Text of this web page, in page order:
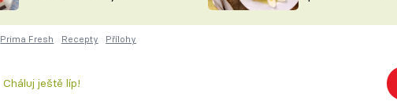
ČESKO NA TALÍŘI
KUCHAŘKA
VYCHYTÁVKY
Prima Fresh Recepty Přílohy
Cháluj ještě líp!